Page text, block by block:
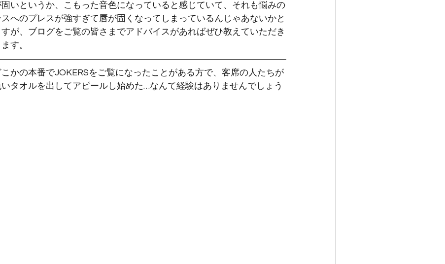
いというか、こもった音色になっていると感じていて、それも悩みの
へのプレスが強すぎて唇が固くなってしまっているんじゃあないかと
が、ブログをご覧の皆さまでアドバイスがあればぜひ教えていただき
す。
かの本番でJOKERSをご覧になったことがある方で、客席の人たちが
タオルを出してアピールし始めた…なんて経験はありませんでしょう